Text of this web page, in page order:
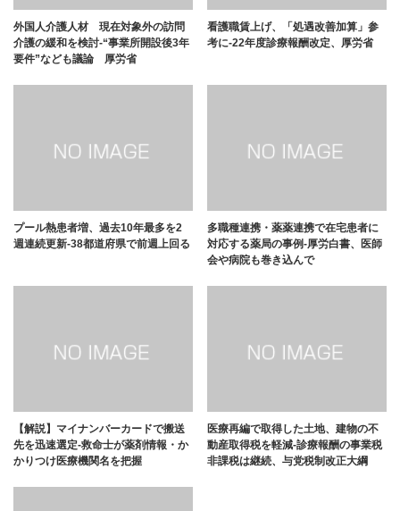
外国人介護人材 現在対象外の訪問
介護の緩和を検討-“事業所開設後3年
要件”なども議論 厚労省
看護職賃上げ、「処遇改善加算」参
考に-22年度診療報酬改定、厚労省
プール熱患者増、過去10年最多を2
週連続更新-38都道府県で前週上回る
多職種連携・薬薬連携で在宅患者に
対応する薬局の事例-厚労白書、医師
会や病院も巻き込んで
【解説】マイナンバーカードで搬送
先を迅速選定-救命士が薬剤情報・か
かりつけ医療機関名を把握
医療再編で取得した土地、建物の不
動産取得税を軽減-診療報酬の事業税
非課税は継続、与党税制改正大綱